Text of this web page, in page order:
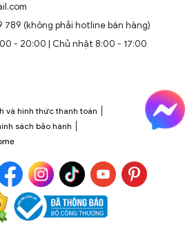
789 (không phải hotline bán hàng)
- 20:00 | Chủ nhật 8:00 - 17:00
và hình thức thanh toán
sách bảo hành